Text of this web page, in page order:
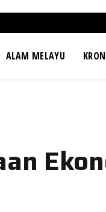
ALAM MELAYU